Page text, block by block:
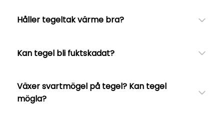
Håller tegeltak värme bra?
Kan tegel bli fuktskadat?
Växer svartmögel på tegel? Kan tegel
mögla?